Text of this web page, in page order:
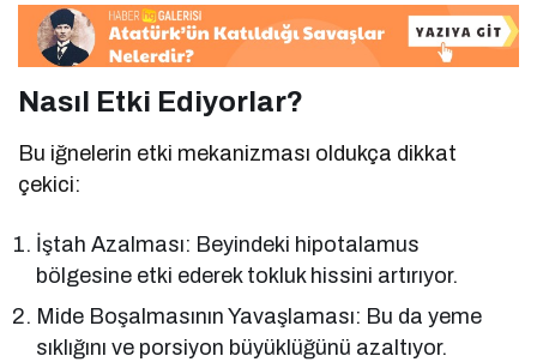
Nasıl Etki Ediyorlar?
Bu iğnelerin etki mekanizması oldukça dikkat
çekici:
İştah Azalması: Beyindeki hipotalamus
bölgesine etki ederek tokluk hissini artırıyor.
Mide Boşalmasının Yavaşlaması: Bu da yeme
sıklığını ve porsiyon büyüklüğünü azaltıyor.